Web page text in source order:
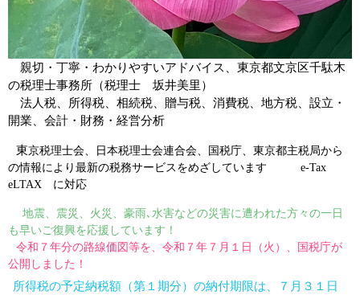
親切・丁寧・わかりやすいアドバイス、東京都文京区千駄木
の税理士事務所（税理士 坂井美里 ）
法人税、所得税、相続税、贈与税、消費税、地方税、設立・
開業、会計・財務・経営分析
東京税理士会、 日本税理士会連合会、 国税庁、 東京都主税局から
の情報により最新の税務サービスをめざしています e-Tax
eLTAX に対応
地震、震災、火災、豪雨､水害などの災害に遭われた方々の一日
も早いご復興を応援しています！
令和７年分の路線価図等を、令和７年７月１日（火）、国税庁が
公開しました！
所得税の予定納税額（第１期分）の納付期限は、７月３１日